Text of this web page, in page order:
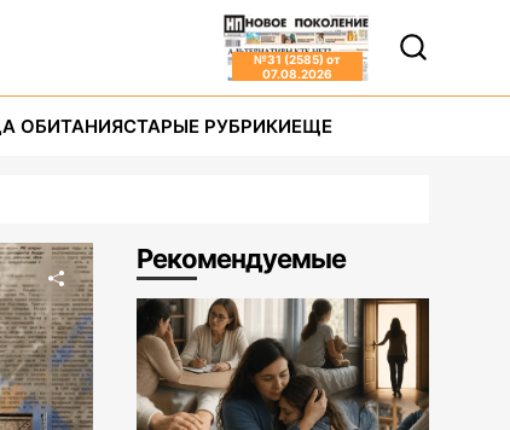
№31 (2585) от
07.08.2026
ОБИТАНИЯСТАРЫЕ РУБРИКИЕЩЕ
Рекомендуемые